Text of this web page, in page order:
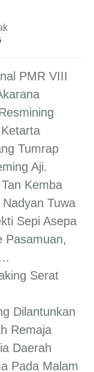
Tumrap
Aji.
Kemba
Tuwa
Sepi Asepa
Pasamuan,
Serat
Dilantunkan
Remaja
Daerah
Pada Malam